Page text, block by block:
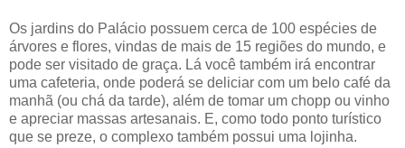
Os jardins do Palácio possuem cerca de 100 espécies de
árvores e flores, vindas de mais de 15 regiões do mundo, e
pode ser visitado de graça. Lá você também irá encontrar
uma cafeteria, onde poderá se deliciar com um belo café da
manhã (ou chá da tarde), além de tomar um chopp ou vinho
e apreciar massas artesanais. E, como todo ponto turístico
que se preze, o complexo também possui uma lojinha.